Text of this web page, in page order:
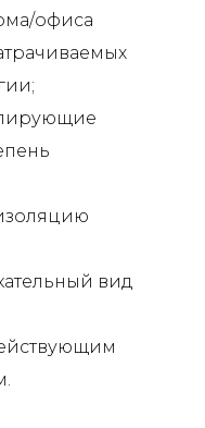
офиса
вид